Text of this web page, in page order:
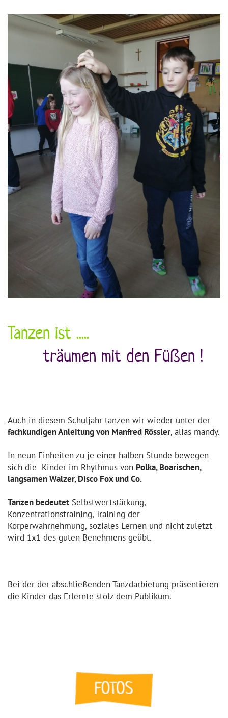
Tanzen ist .....
träumen mit den Füßen !
Auch in diesem Schuljahr tanzen wir wieder unter der
fachkundigen Anleitung von Manfred Rössler, alias mandy.
In neun Einheiten zu je einer halben Stunde bewegen
sich die Kinder im Rhythmus von Polka, Boarischen,
langsamen Walzer, Disco Fox und Co.
Tanzen bedeutet Selbstwertstärkung,
Konzentrationstraining, Training der
Körperwahrnehmung, soziales Lernen und nicht zuletzt
wird 1x1 des guten Benehmens geübt.
Bei der der abschließenden Tanzdarbietung präsentieren
die Kinder das Erlernte stolz dem Publikum.